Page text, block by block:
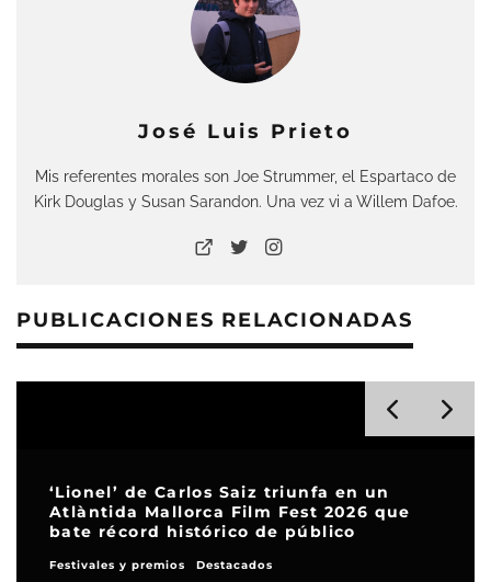
José Luis Prieto
Mis referentes morales son Joe Strummer, el Espartaco de
Kirk Douglas y Susan Sarandon. Una vez vi a Willem Dafoe.
PUBLICACIONES RELACIONADAS
‘Lionel’ de Carlos Saiz triunfa en un
Atlàntida Mallorca Film Fest 2026 que
bate récord histórico de público
Festivales y premios Destacados